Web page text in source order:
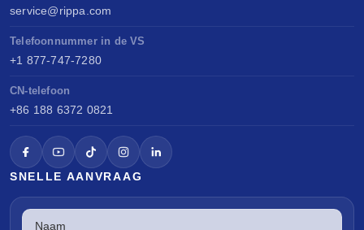
service@rippa.com
Telefoonnummer in de VS
+1 877-747-7280
CN-telefoon
+86 188 6372 0821
SNELLE AANVRAAG